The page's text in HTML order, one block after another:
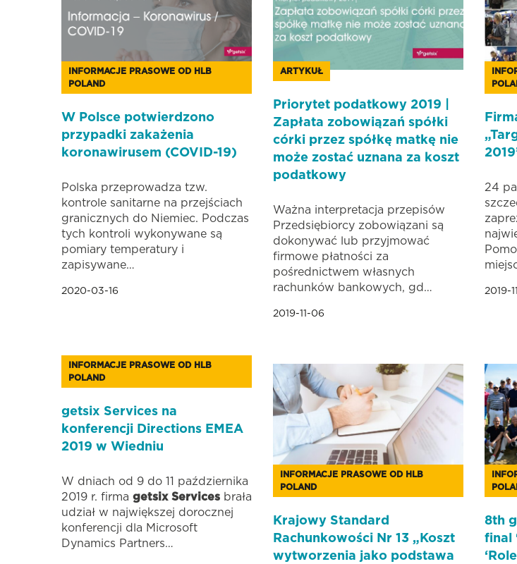
INFORMACJE PRASOWE OD HLB
POLAND
W Polsce potwierdzono
przypadki zakażenia
koronawirusem (COVID-19)
Polska przeprowadza tzw.
kontrole sanitarne na przejściach
granicznych do Niemiec. Podczas
tych kontroli wykonywane są
pomiary temperatury i
zapisywane…
2020-03-16
ARTYKUŁ
Priorytet podatkowy 2019 |
Zapłata zobowiązań spółki
córki przez spółkę matkę nie
może zostać uznana za koszt
podatkowy
Ważna interpretacja przepisów
Przedsiębiorcy zobowiązani są
dokonywać lub przyjmować
firmowe płatności za
pośrednictwem własnych
rachunków bankowych, gd…
2019-11-06
24
2019-
INFORMACJE PRASOWE OD HLB
POLAND
getsix Services na
konferencji Directions EMEA
2019 w Wiedniu
W dniach od 9 do 11 października
2019 r. firma getsix Services brała
udział w największej dorocznej
konferencji dla Microsoft
Dynamics Partners…
INFORMACJE PRASOWE OD HLB
POLAND
Krajowy Standard
Rachunkowości Nr 13 „Koszt
wytworzenia jako podstawa
8th
final